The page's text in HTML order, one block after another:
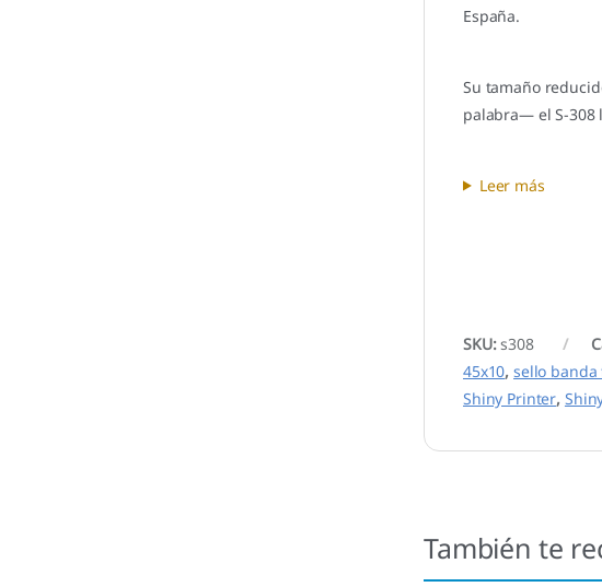
España.
Su tamaño
palabra— el S-308
Leer más
SKU:s308
45x10,sello banda
Shiny Printer,
También te